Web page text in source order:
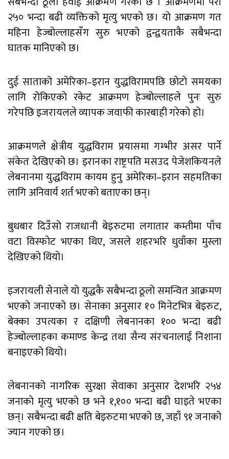
२५० भन्दा बढी व्यक्तिको मृत्यु भएको छ। यो आक्रमण गत
महिना हेज्बोल्लाहसँग सुरु भएको द्वन्द्वयताकै सबैभन्दा
घातक मानिएको छ।
दुई साताको अमेरिका–इरान युद्धविरामपछि छोटो समयका
लागि रोकिएको रकेट आक्रमण हेज्बोल्लाहले पुनः सुरु
गरेपछि इजरायलले व्यापक जवाफी कारबाही गरेको हो।
आक्रमणले क्षेत्रीय युद्धविराम प्रयासमा गम्भीर असर पार्ने
संकेत देखिएको छ। इरानका राष्ट्रपति मसउद पेजेशकियनले
लेबनानमा युद्धविराम कायम हुनु अमेरिका–इरान सहमतिका
लागि अनिवार्य शर्त भएको बताएका छन्।
बुधबार दिउँसो राजधानी बेइरुटमा लगातार कम्तीमा पाँच
वटा विस्फोट भएका थिए, जसले शहरभरि धुवाँका मुस्ला
देखिएको थियो।
इजरायली सेनाले यो युद्धकै सबैभन्दा ठूलो समन्वित आक्रमण
भएको जनाएको छ। सेनाका अनुसार १० मिनेटभित्र बेइरुट,
बेक्का उपत्यका र दक्षिणी लेबनानका १०० भन्दा बढी
हेज्बोल्लाहका कमाण्ड केन्द्र तथा सैन्य संरचनालाई निशाना
बनाइएको थियो।
लेबनानको नागरिक सुरक्षा सेवाका अनुसार देशभरि २५४
जनाको मृत्यु भएको छ भने १,१०० भन्दा बढी घाइते भएका
छन्। सबैभन्दा बढी क्षति बेइरुटमा भएको छ, जहाँ ९१ जनाको
ज्यान गएको छ।